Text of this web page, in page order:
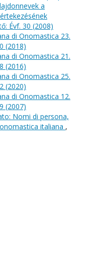
a
Évf. 30 (2008)
di Onomastica 23.
(2018)
di Onomastica 21.
(2016)
di Onomastica 25.
(2020)
di Onomastica 12.
(2007)
Nomi di persona,
italiana ,